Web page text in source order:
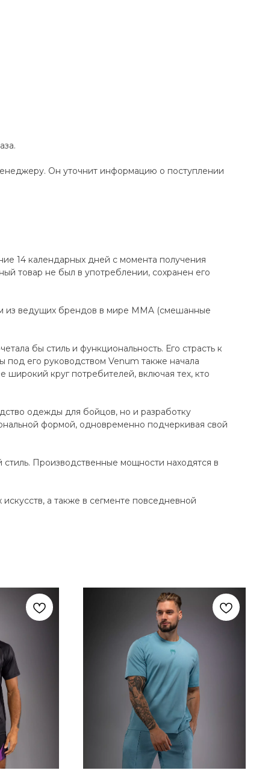
Он уточнит информацию о поступлении
14 календарных дней с момента получения
товар не был в употреблении, сохранен его
из ведущих брендов в мире MMA (смешанные
бы стиль и функциональность. Его страсть к
его руководством Venum также начала
широкий круг потребителей, включая тех, кто
одежды для бойцов, но и разработку
формой, одновременно подчеркивая свой
Производственные мощности находятся в
а также в сегменте повседневной